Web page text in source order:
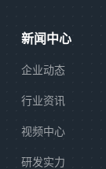
新闻中心
企业动态
行业资讯
视频中心
研发实力